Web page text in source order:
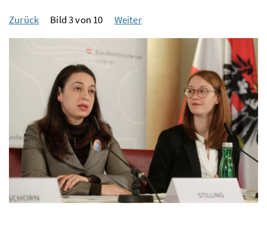
Zurück Bild 3 von 10 Weiter